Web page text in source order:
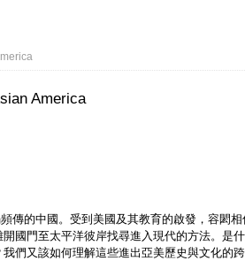
America
傳的中國。受到美國及其教育的啟發，容閎相
國門至太平洋彼岸找尋進入現代的方法。是
們又該如何理解這些進出亞美歷史與文化的